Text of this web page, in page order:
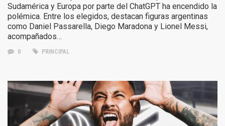
Sudamérica y Europa por parte del ChatGPT ha encendido la
polémica. Entre los elegidos, destacan figuras argentinas
como Daniel Passarella, Diego Maradona y Lionel Messi,
acompañados…
0 PRINCIPAL